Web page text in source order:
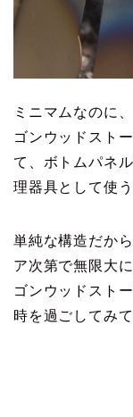
ミニマムなのに
ゴンウッドスト
て、ボトムパネ
理器具として使
単純な構造だか
ア次第で無限大
ゴンウッドスト
時を過ごしてみて